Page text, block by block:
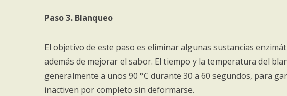
Paso 3. Blanqueo
El objetivo de este paso es eliminar algunas sustancias
además de mejorar el sabor. El tiempo y la temperatura del
generalmente a unos 90 °C durante 30 a 60 segundos, para
inactiven por completo sin deformarse.